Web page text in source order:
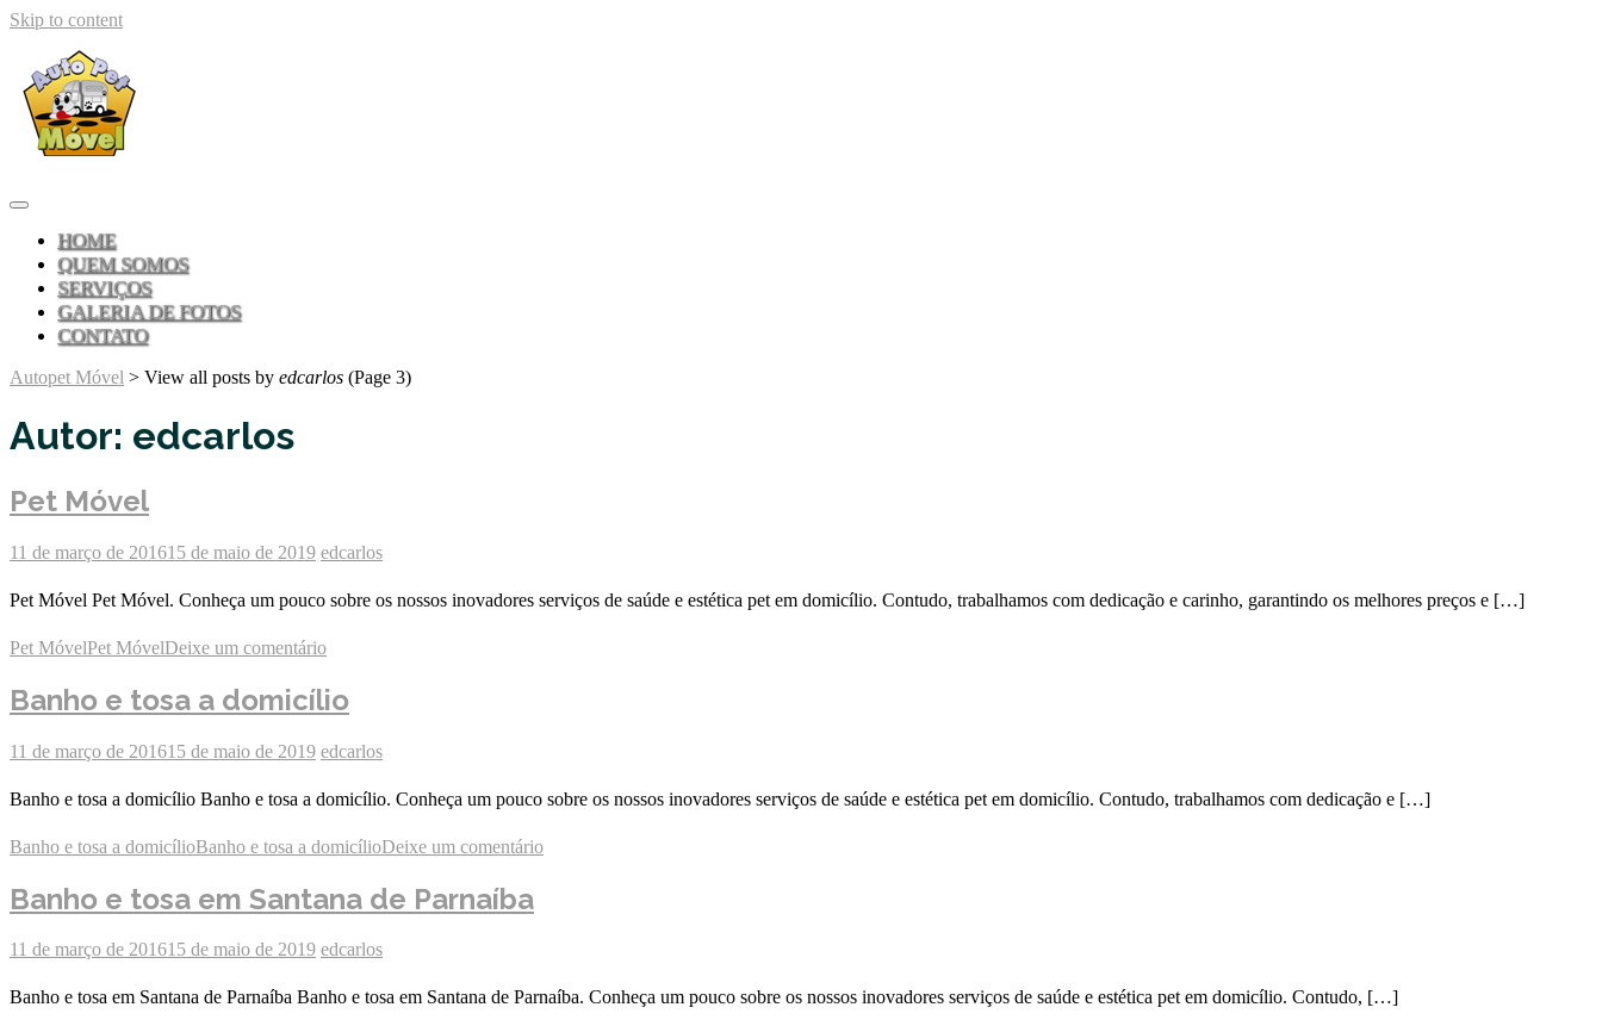
Skip to content
HOME
QUEM SOMOS
SERVIÇOS
GALERIA DE FOTOS
CONTATO
Autopet Móvel > View all posts by edcarlos (Page 3)
Autor: edcarlos
Pet Móvel
11 de março de 201615 de maio de 2019 edcarlos
Pet Móvel Pet Móvel. Conheça um pouco sobre os nossos inovadores serviços de saúde e estética pet em domicílio. Contudo, trabalhamos com dedicação e carinho, garantindo os melhores preços e […]
Pet MóvelPet MóvelDeixe um comentário
Banho e tosa a domicílio
11 de março de 201615 de maio de 2019 edcarlos
Banho e tosa a domicílio Banho e tosa a domicílio. Conheça um pouco sobre os nossos inovadores serviços de saúde e estética pet em domicílio. Contudo, trabalhamos com dedicação e […]
Banho e tosa a domicílioBanho e tosa a domicílioDeixe um comentário
Banho e tosa em Santana de Parnaíba
11 de março de 201615 de maio de 2019 edcarlos
Banho e tosa em Santana de Parnaíba Banho e tosa em Santana de Parnaíba. Conheça um pouco sobre os nossos inovadores serviços de saúde e estética pet em domicílio. Contudo, […]